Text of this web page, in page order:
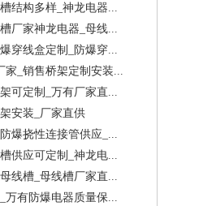
结构多样_神龙电器...
厂家神龙电器_母线...
穿线盒定制_防爆穿...
家_销售桥架定制安装...
可定制_万有厂家直...
安装_厂家直供
爆挠性连接管供应_...
供应可定制_神龙电...
线槽_母线槽厂家直...
万有防爆电器质量保...